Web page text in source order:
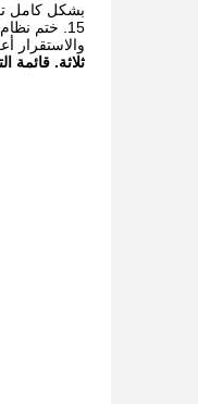
بشكل كامل
والاستقرار
ثلاثة. قائمة